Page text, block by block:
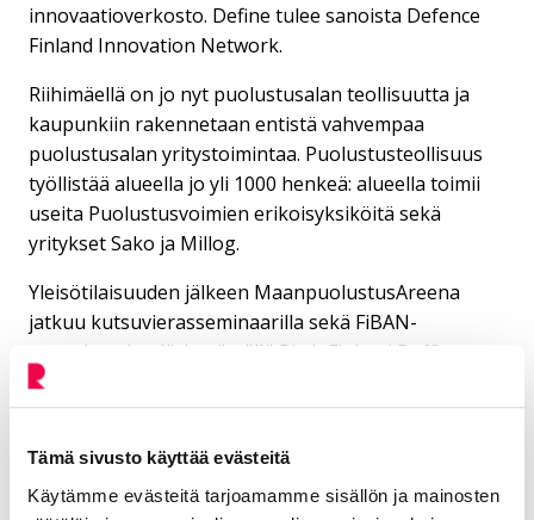
Tämä sivusto käyttää evästeitä
Käytämme evästeitä tarjoamamme sisällön ja mainosten
innovaatioverkosto. Define tulee sanoista Defence
Finland Innovation Network.
Riihimäellä on jo nyt puolustusalan teollisuutta ja
kaupunkiin rakennetaan entistä vahvempaa
puolustusalan yritystoimintaa. Puolustusteollisuus
työllistää alueella jo yli 1000 henkeä: alueella toimii
useita Puolustusvoimien erikoisyksiköitä sekä
yritykset Sako ja Millog.
Yleisötilaisuuden jälkeen MaanpuolustusAreena
jatkuu kutsuvierasseminaarilla sekä FiBAN-
organisaation järjestämällä Pitch Finland DefSec -
tapahtumalla